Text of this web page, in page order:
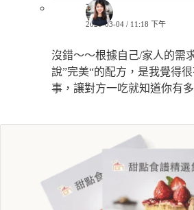
巧兒
2020-03-04 / 11:18 下午
沒錯～～根據自己/家人的需
說”完美“的配方，是我覺得
事，讓對方一吃就知道你有